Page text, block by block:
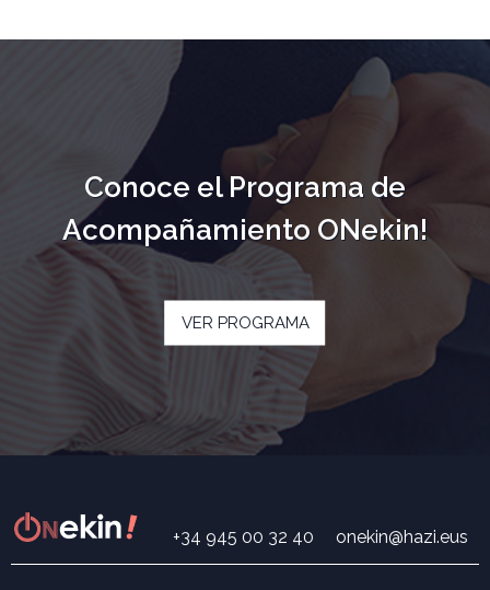
Conoce el Programa de
Acompañamiento ONekin!
VER PROGRAMA
+34 945 00 32 40 onekin@hazi.eus